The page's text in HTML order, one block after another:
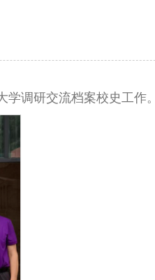
调研交流档案校史工作。